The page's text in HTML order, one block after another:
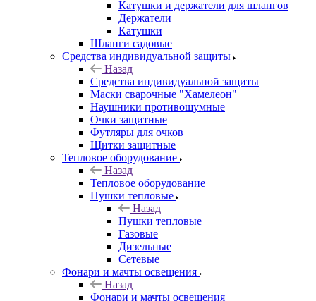
Катушки и держатели для шлангов
Держатели
Катушки
Шланги садовые
Средства индивидуальной защиты
Назад
Средства индивидуальной защиты
Маски сварочные "Хамелеон"
Наушники противошумные
Очки защитные
Футляры для очков
Щитки защитные
Тепловое оборудование
Назад
Тепловое оборудование
Пушки тепловые
Назад
Пушки тепловые
Газовые
Дизельные
Сетевые
Фонари и мачты освещения
Назад
Фонари и мачты освещения